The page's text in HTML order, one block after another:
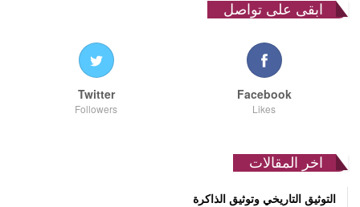
ابقى على تواصل
Facebook
Likes
Twitter
Followers
اخر المقالات
التوثيق التاريخي وتوثيق الذاكرة